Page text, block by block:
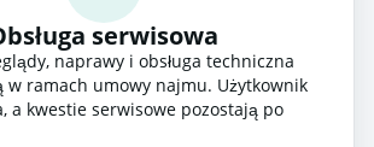
serwisowa
naprawy i obsługa techniczna
w ramach umowy najmu. Użytkownik
a kwestie serwisowe pozostają po